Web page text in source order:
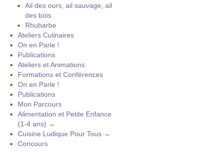
Ail des ours, ail sauvage, ail
des bois
Rhubarbe
Ateliers Culinaires
On en Parle !
Publications
Ateliers et Animations
Formations et Conférences
On en Parle !
Publications
Mon Parcours
Alimentation et Petite Enfance
(1-4 ans) →
Cuisine Ludique Pour Tous →
Concours